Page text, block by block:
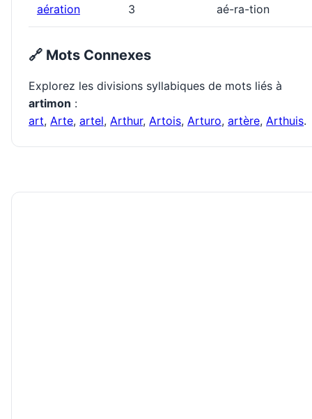
aération 3 aé-ra-tion
🔗 Mots Connexes
Explorez les divisions syllabiques de mots liés à
artimon :
art, Arte, artel, Arthur, Artois, Arturo, artère, Arthuis.